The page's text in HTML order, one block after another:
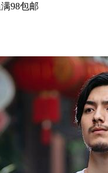
98包邮